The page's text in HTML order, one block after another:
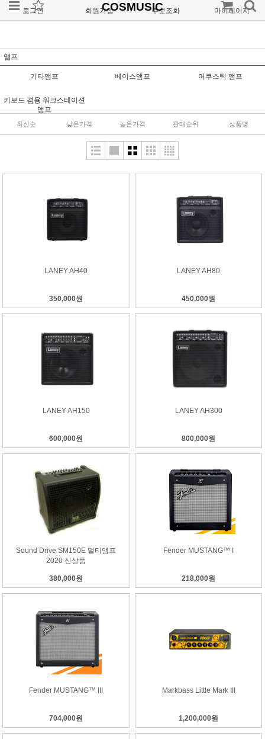
로그인 회원가입 주문조회 마이페이지
COSMUSIC
앰프
기타앰프 베이스앰프 어쿠스틱 앰프
키보드 겸용 워크스테이션
앰프
최신순 낮은가격 높은가격 판매순위 상품명
LANEY AH40
350,000원
LANEY AH80
450,000원
LANEY AH150
600,000원
LANEY AH300
800,000원
Sound Drive SM150E 멀티앰프
2020 신상품
380,000원
Fender MUSTANG™ I
218,000원
Fender MUSTANG™ III
704,000원
Markbass Little Mark III
1,200,000원